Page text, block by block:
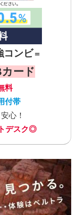
コンビ＝
ード
料
付帯
心！
デスク◎